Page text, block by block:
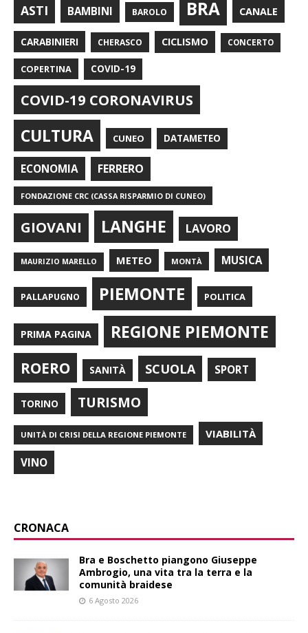
ASTI BAMBINI BAROLO BRA CANALE
CARABINIERI CHERASCO CICLISMO CONCERTO
COPERTINA COVID-19
COVID-19 CORONAVIRUS
CULTURA CUNEO DATAMETEO
ECONOMIA FERRERO
FONDAZIONE CRC (CASSA RISPARMIO DI CUNEO)
GIOVANI LANGHE LAVORO
MAURIZIO MARELLO METEO MONTÀ MUSICA
PALLAPUGNO PIEMONTE POLITICA
PRIMA PAGINA REGIONE PIEMONTE
ROERO SANITÀ SCUOLA SPORT
TORINO TURISMO
UNITÀ DI CRISI DELLA REGIONE PIEMONTE VIABILITÀ
VINO
CRONACA
Bra e Boschetto piangono Giuseppe
Ambrogio, una vita tra la terra e la
comunità braidese
6 Agosto 2026